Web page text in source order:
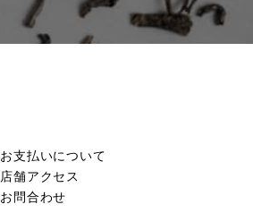
お支払いについて
店舗アクセス
お問合わせ